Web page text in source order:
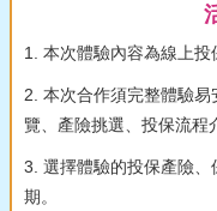
1. 本次體驗內容為線上投
2. 本次合作須完整體驗
覽、產險挑選、投保流程
3. 選擇體驗的投保產險
期。